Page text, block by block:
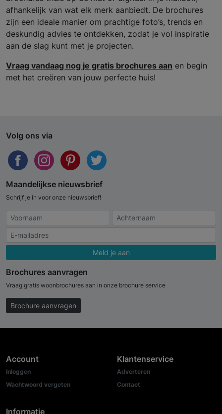
afhankelijk van wat elk merk aanbiedt. De brochures
zijn een ideale manier om prachtige foto’s, trends en
deskundig advies te ontdekken, zodat je vol inspiratie
aan de slag kunt met je projecten.
Vraag vandaag nog je gratis brochures aan en begin
met het creëren van jouw perfecte huis!
Volg ons via
Maandelijkse nieuwsbrief
Schrijf je in voor onze nieuwsbrief!
Meld je aan
Brochures aanvragen
Vraag gratis woonbrochures aan in onze brochure service
Brochure aanvragen
Account
Inloggen
Wachtwoord vergeten
Informatie
Klantenservice
Adverteren
Contact